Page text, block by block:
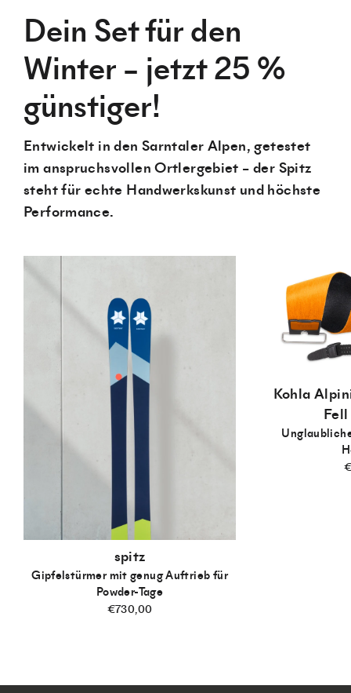
Dein Set für den
Winter – jetzt 25 %
günstiger!
Entwickelt in den Sarntaler Alpen, getestet
im anspruchsvollen Ortlergebiet – der Spitz
steht für echte Handwerkskunst und höchste
Performance.
spitz
Gipfelstürmer mit genug Auftrieb für
Powder-Tage
€730,00
Kohla